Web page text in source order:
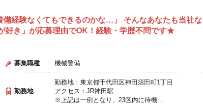
備経験なくてもできるのかな…」 そんなあなたも当社な
好き」が応募理由でOK！経験・学歴不問です★
募集職種 機械警備
勤務地
勤務地：東京都千代田区神田須田町1丁目
アクセス：JR神田駅
※上記は一例となり、23区内に待機...